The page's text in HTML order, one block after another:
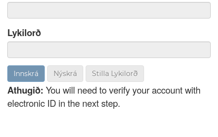
Lykilorð
Nýskrá Stilla Lykilorð
Athugið: You will need to verify your account with
electronic ID in the next step.